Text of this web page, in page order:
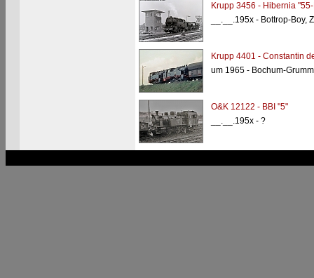
Krupp 3456 - Hibernia
__.__.195x - Bottrop-Boy,
Krupp 4401 - Constantin
um 1965 - Bochum-
O&K 12122 - BBI "5"
__.__.195x - ?